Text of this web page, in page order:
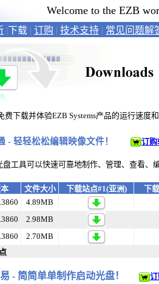
Welcome to the EZB
|下载 | 订购 | 技术支持 | 常见问题解
下载并体验EZB Systems产品的运行速度和
- 轻轻松松编辑映像文件！ 订购
盘工具可以快速可靠地制作、管理、查看、
文件大小 下载站点#1(亚洲) 下
4.89MB
2.98MB
2.70MB
- 简简单单制作启动光盘！